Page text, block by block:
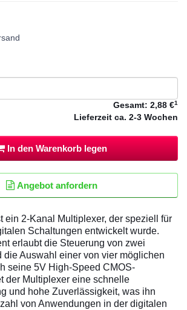
Gesamt: 2,88 €1
Lieferzeit ca. 2-3 Wochen
In den Warenkorb legen
Angebot anfordern
ein 2-Kanal Multiplexer, der speziell für
Schaltungen entwickelt wurde.
erlaubt die Steuerung von zwei
die Auswahl einer von vier möglichen
seine 5V High-Speed CMOS-
der Multiplexer eine schnelle
und hohe Zuverlässigkeit, was ihn
von Anwendungen in der digitalen